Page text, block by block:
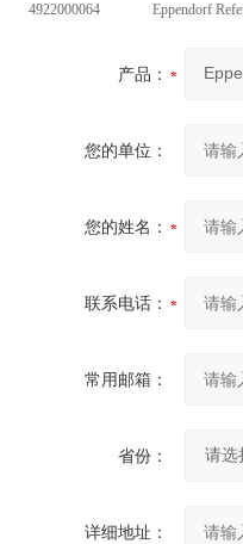
4922000064
Eppendorf
产品：
您的单位：
您的姓名：
联系电话：
常用邮箱：
省份：
详细地址：